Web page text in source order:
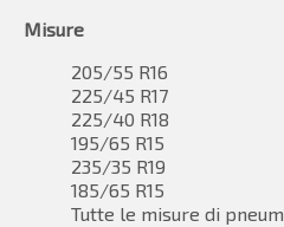
Misure
205/55 R16
225/45 R17
225/40 R18
195/65 R15
235/35 R19
185/65 R15
Tutte le misure di